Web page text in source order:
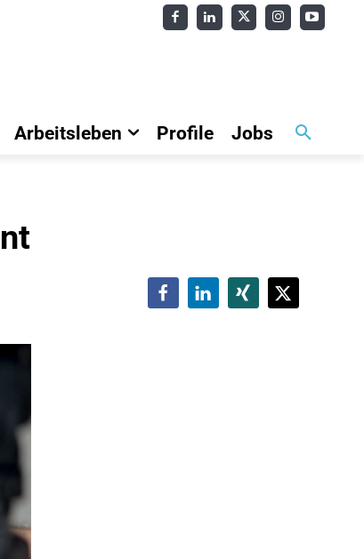
Arbeitsleben Profile Jobs